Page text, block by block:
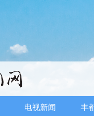
电视新闻 丰